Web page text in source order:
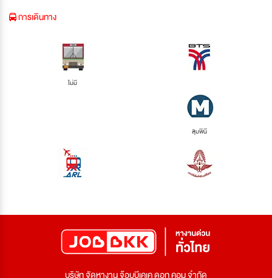
การเดินทาง
ไม่มี
ลุมพินี
บริษัท จัดหางาน จ๊อบบีเคเค ดอท คอม จำกัด